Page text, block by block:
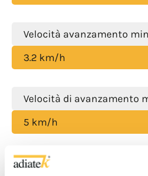
Velocità avanzamento
3.2 km/h
Velocità di avanzamento
5 km/h
Motore aspirazione